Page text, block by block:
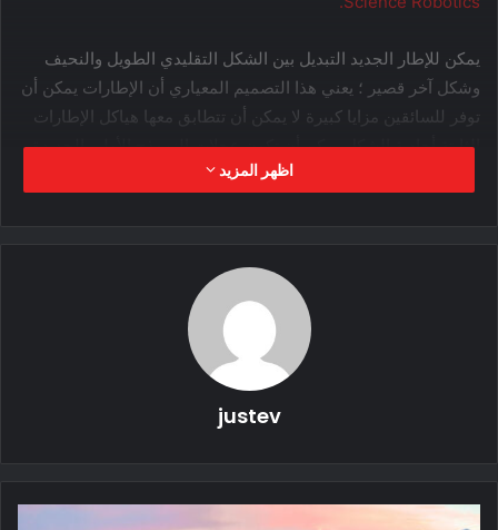
يمكن للإطار الجديد التبديل بين الشكل التقليدي الطويل والنحيف
وشكل آخر قصير ؛ يعني هذا التصميم المعياري أن الإطارات يمكن أن
توفر للسائقين مزايا كبيرة لا يمكن أن تتطابق معها هياكل الإطارات
الثابتة أحادية الشكل.يمكن أن تكون عجلات النموذج الأولي الجديدة
خيارًا متعدد الاستخدامات في العوالم الفضائية
اوريغامي بالفسيفساء بالقنابل المائية – والذي يبدو أكثر برودة –
للانتقال من الأشكال الصغيرة والكبيرة أثناء الاستخدام.
إن عجلات أوريغامي مثل هذه الجديدة ليست اختراعًا جديدًا تمامًا ،
لكن التصميمات السابقة لم تكن رائعة في دعم الأحمال أثناء عملية
الانتقال؛ وتفقد العجلة التي يمكن أن تتحول إلى قيمة استخدامها
اظهر المزيد
justev